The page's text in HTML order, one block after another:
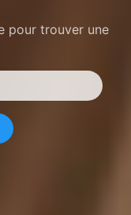
pour trouver une